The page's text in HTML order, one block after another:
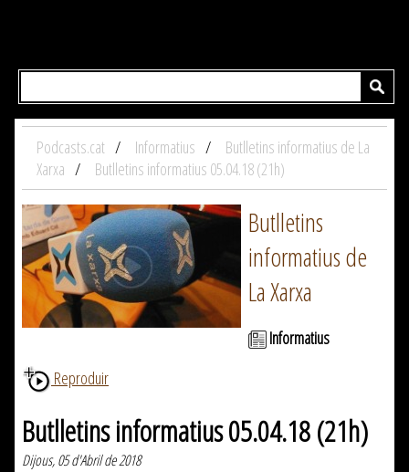
Podcasts.cat Informatius
Butlletins informatius de La
Xarxa
Butlletins informatius 05.04.18 (21h)
Butlletins
informatius de
La Xarxa
Informatius
Reproduir
Butlletins informatius 05.04.18 (21h)
Dijous, 05 d'Abril de 2018